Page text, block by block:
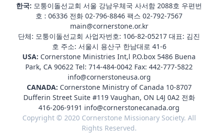
한국: 모퉁이돌선교회 서울 강남우체국 사서함 2088호 우편번
호 : 06336 전화 02-796-8846 팩스 02-792-7567
main@cornerstone.or.kr
단체: 모퉁이돌선교회 사업자번호: 106-82-05217 대표: 김진
호 주소: 서울시 용산구 한남대로 41-6
USA: Cornerstone Ministries Int,l P.O.box 5486 Buena
Park, CA 90622 Tel: 714-484-0042 Fax: 442-777-5822
info@cornerstoneusa.org
CANADA: Cornerstone Ministry of Canada 10-8707
Dufferin Street Suite #119 Vaughan, ON L4J 0A2 전화
416-206-9191 info@cornerstonecanada.org
Copyright © 2020 Cornerstone Missionary Society. All
Rights Reserved.